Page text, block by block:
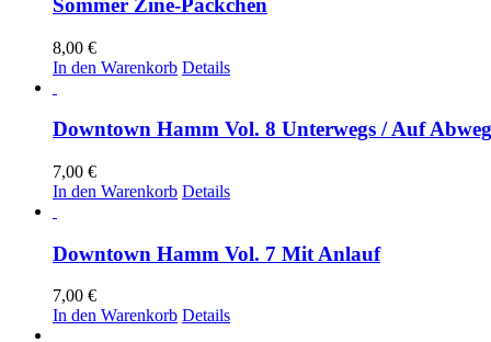
Sommer Zine-Päckchen
8,00 €
In den Warenkorb Details
Downtown Hamm Vol. 8 Unterwegs / Auf
7,00 €
In den Warenkorb Details
Downtown Hamm Vol. 7 Mit Anlauf
7,00 €
In den Warenkorb Details